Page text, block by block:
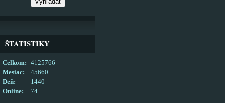
ŠTATISTIKY
Online: 74
Celkom:
4125766
Mesiac:
45660
Deň:
1440